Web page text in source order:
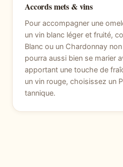
Accords mets & vins
Pour accompagner une
un vin blanc léger et fruité,
Blanc ou un Chardonnay
pourra aussi bien se marier
apportant une touche de
un vin rouge, choisissez un
tannique.